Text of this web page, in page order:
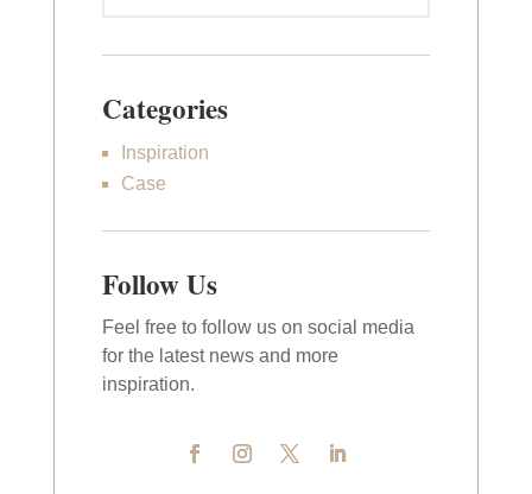
Categories
Inspiration
Case
Follow Us
Feel free to follow us on social media
for the latest news and more
inspiration.